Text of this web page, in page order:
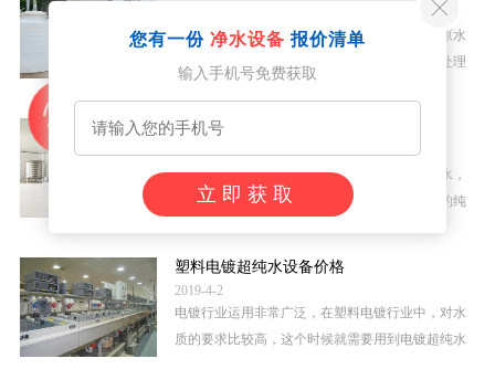
是不是想了解水处理系统呢，这个需要看你的原水
情况，以及你出水标准。通俗的讲就是你需要处理
四川高纯水设备价格 超纯水edi设备价格
2019-9-15
我们知道高纯水设备和超纯水设备前提是纯净水，
所以高纯水和超纯水设备中都会有反渗透组件的纯
塑料电镀超纯水设备价格
2019-4-2
电镀行业运用非常广泛，在塑料电镀行业中，对水
质的要求比较高，这个时候就需要用到电镀超纯水
您有一份 净水设备 报价清单
输入手机号免费获取
立即获取